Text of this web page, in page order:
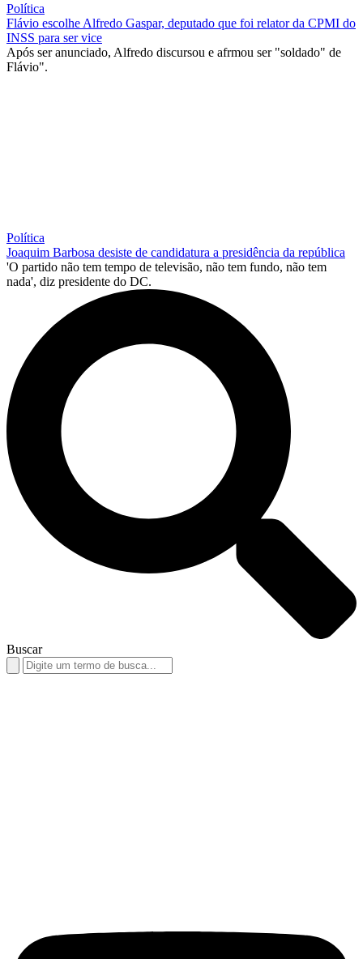
Política
Flávio escolhe Alfredo Gaspar, deputado que foi relator da CPMI do
INSS para ser vice
Após ser anunciado, Alfredo discursou e afrmou ser "soldado" de
Flávio".
Política
Joaquim Barbosa desiste de candidatura a presidência da república
'O partido não tem tempo de televisão, não tem fundo, não tem
nada', diz presidente do DC.
Buscar
Search
for: